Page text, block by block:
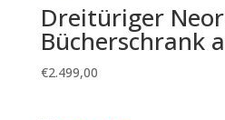
Dreitüriger
Bücherschrank
€2.499,00